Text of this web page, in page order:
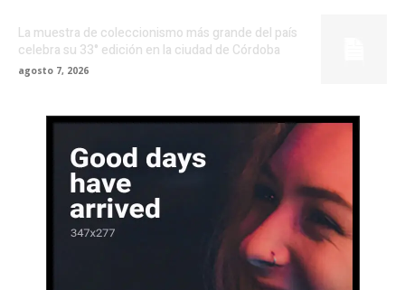
La muestra de coleccionismo más grande del país
celebra su 33° edición en la ciudad de Córdoba
agosto 7, 2026